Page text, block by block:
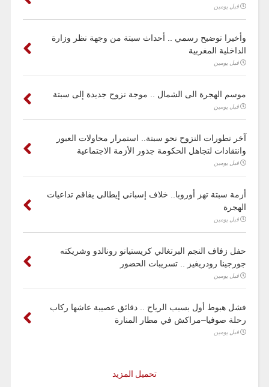
قبل يومين
وأخيرا توضيح رسمي .. أحداث سبتة من وجهة نظر وزارة
الداخلية المغربية
قبل يومين
موسم الهجرة الى الشمال .. موجة نزوح جديدة إلى سبتة
قبل يومين
آخر تطورات النزوح نحو سبتة.. استمرار محاولات العبور
وانتقادات لتجاهل الحكومة جذور الأزمة الاجتماعية
قبل يومين
أزمة سبتة تهز أوروبا.. خلاف إسباني إيطالي يفاقم تداعيات
الهجرة
قبل يومين
حفل زفاف النجم البرتغالي كريستيانو رونالدو وشريكته
جورجينا رودريغيز .. تسريبات الحضور
قبل يومين
فشل هبوط أول بسبب الرياح .. دقائق عصيبة عاشها ركاب
رحلة صوفيا–مراكش في مطار المنارة
قبل يومين
تحميل المزيد